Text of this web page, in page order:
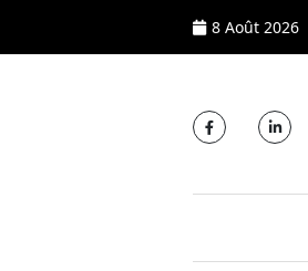
8 Août 2026